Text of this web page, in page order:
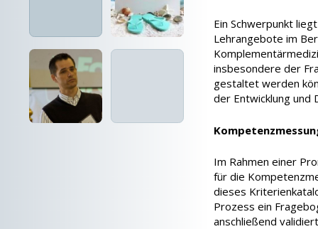
Ein Schwerpunkt
Lehrangebote im
insbesondere der
gestaltet werden
der Entwicklung
Im Rahmen einer
für die
dieses
Prozess ein
anschließend